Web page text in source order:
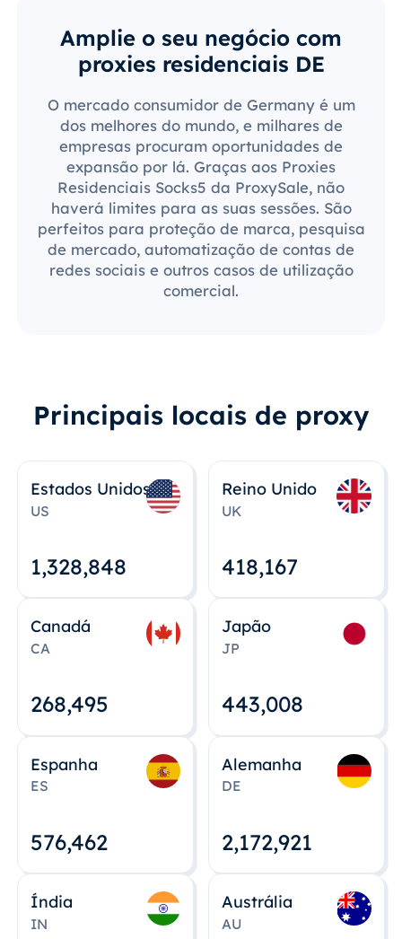
Amplie o seu negócio com
proxies residenciais DE
O mercado consumidor de Germany é um
dos melhores do mundo, e milhares de
empresas procuram oportunidades de
expansão por lá. Graças aos Proxies
Residenciais Socks5 da ProxySale, não
haverá limites para as suas sessões. São
perfeitos para proteção de marca, pesquisa
de mercado, automatização de contas de
redes sociais e outros casos de utilização
comercial.
Principais locais de proxy
Estados Unidos
US
1,328,848
Reino Unido
UK
418,167
Canadá
CA
268,495
Japão
JP
443,008
Espanha
ES
576,463
Alemanha
DE
2,172,922
Índia
IN
Austrália
AU